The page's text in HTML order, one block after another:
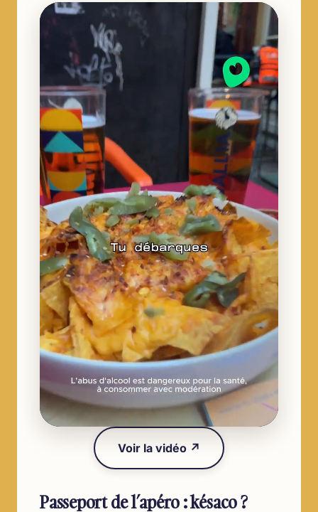
Voir la vidéo ↗
Passeport de l’apéro : késaco ?